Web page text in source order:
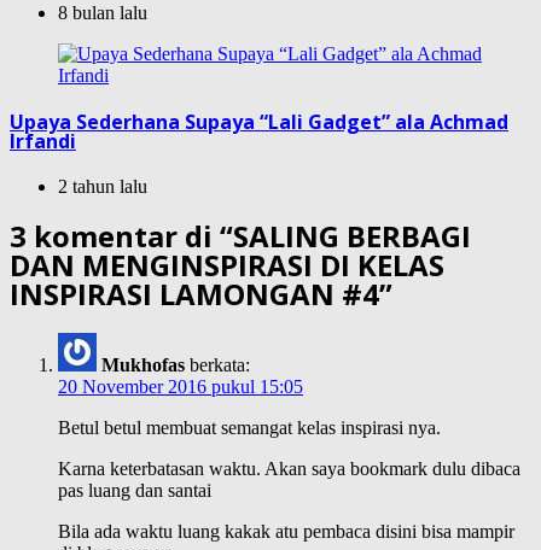
8 bulan lalu
Upaya Sederhana Supaya “Lali Gadget” ala Achmad
Irfandi
2 tahun lalu
3 komentar di “SALING BERBAGI
DAN MENGINSPIRASI DI KELAS
INSPIRASI LAMONGAN #4”
Mukhofas berkata:
20 November 2016 pukul 15:05
Betul betul membuat semangat kelas inspirasi nya.
Karna keterbatasan waktu. Akan saya bookmark dulu dibaca
pas luang dan santai
Bila ada waktu luang kakak atu pembaca disini bisa mampir